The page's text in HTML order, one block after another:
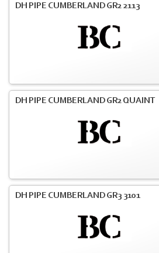
DH PIPE CUMBERLAND GR2 2113
DH PIPE CUMBERLAND GR2 QUAINT
DH PIPE CUMBERLAND GR3 3101